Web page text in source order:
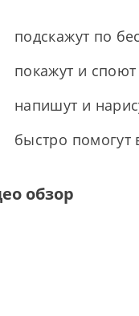
подскажут по
покажут и
напишут и
быстро помогут
обзор